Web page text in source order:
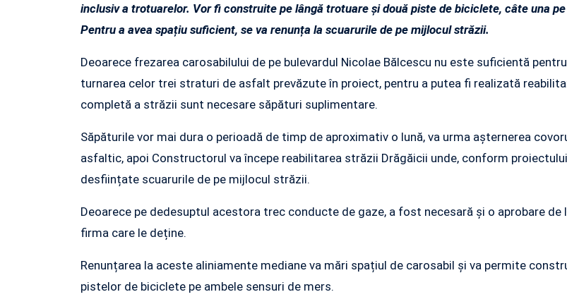
inclusiv a trotuarelor. Vor fi construite pe lângă trotuare și două piste de biciclete, câte una pe
Pentru a avea spațiu suficient, se va renunța la scuarurile de pe mijlocul străzii.
Deoarece frezarea carosabilului de pe bulevardul Nicolae Bălcescu nu este suficientă pentru
turnarea celor trei straturi de asfalt prevăzute în proiect, pentru a putea fi realizată
completă a străzii sunt necesare săpături suplimentare.
Săpăturile vor mai dura o perioadă de timp de aproximativ o lună, va urma așternerea
asfaltic, apoi Constructorul va începe reabilitarea străzii Drăgăicii unde, conform
desființate scuarurile de pe mijlocul străzii.
Deoarece pe dedesuptul acestora trec conducte de gaze, a fost necesară și o aprobare de
firma care le deține.
Renunțarea la aceste aliniamente mediane va mări spațiul de carosabil și va permite
pistelor de biciclete pe ambele sensuri de mers.